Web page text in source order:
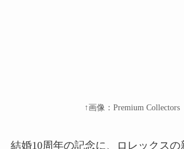
↑画像：Premium Collectors
結婚10周年の記念に、ロレックスの